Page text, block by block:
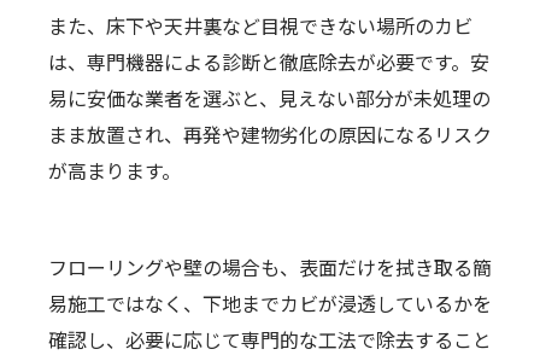
また、床下や天井裏など目視できない場所のカビ
は、専門機器による診断と徹底除去が必要です。安
易に安価な業者を選ぶと、見えない部分が未処理の
まま放置され、再発や建物劣化の原因になるリスク
が高まります。
フローリングや壁の場合も、表面だけを拭き取る簡
易施工ではなく、下地までカビが浸透しているかを
確認し、必要に応じて専門的な工法で除去すること